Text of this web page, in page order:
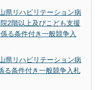
県リハビリテーション病
2階以上及びこども支援
る条件付き一般競争入
県リハビリテーション病
る条件付き一般競争入札